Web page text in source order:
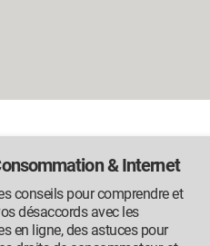
& Internet
conseils pour comprendre et
désaccords avec les
en ligne, des astuces pour